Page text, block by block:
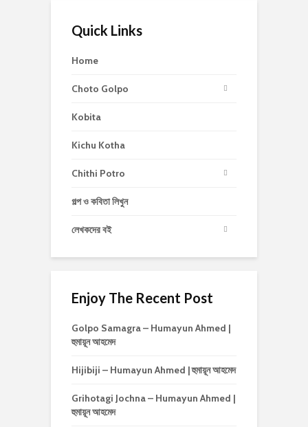
Quick Links
Home
Choto Golpo
Kobita
Kichu Kotha
Chithi Potro
গল্প ও কবিতা লিখুন
লেখকদের বই
Enjoy The Recent Post
Golpo Samagra – Humayun Ahmed |
হুমায়ূন আহমেদ
Hijibiji – Humayun Ahmed | হুমায়ূন আহমেদ
Grihotagi Jochna – Humayun Ahmed |
হুমায়ূন আহমেদ